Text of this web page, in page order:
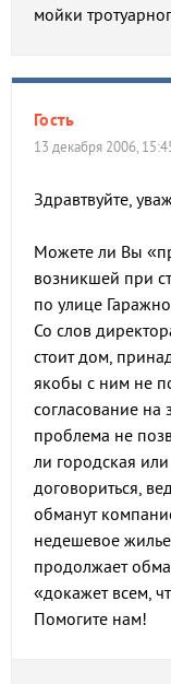
мойки
Гость
13 декабря 2006,
Здравтвуйте,
Можете ли Вы
возникшей при
по улице
Со слов
стоит дом,
якобы с ним не
согласование на
проблема не
ли городская
договориться,
обманут
недешевое
продолжает
«докажет всем,
Помогите нам!